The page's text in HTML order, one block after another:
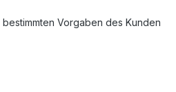
Vorgaben des Kunden